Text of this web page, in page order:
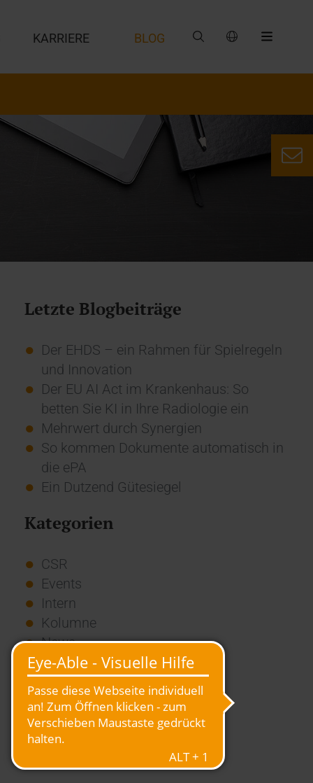
KARRIERE BLOG
Letzte Blogbeiträge
Der EHDS – ein Rahmen für Spielregeln
und Innovation
Der EU AI Act im Krankenhaus: So
betten Sie KI in Ihre Radiologie ein
Mehrwert durch Synergien
So kommen Dokumente automatisch in
die ePA
Ein Dutzend Gütesiegel
Kategorien
CSR
Events
Intern
Kolumne
News
Overview
Presse
Report
Standard Echo
Stories